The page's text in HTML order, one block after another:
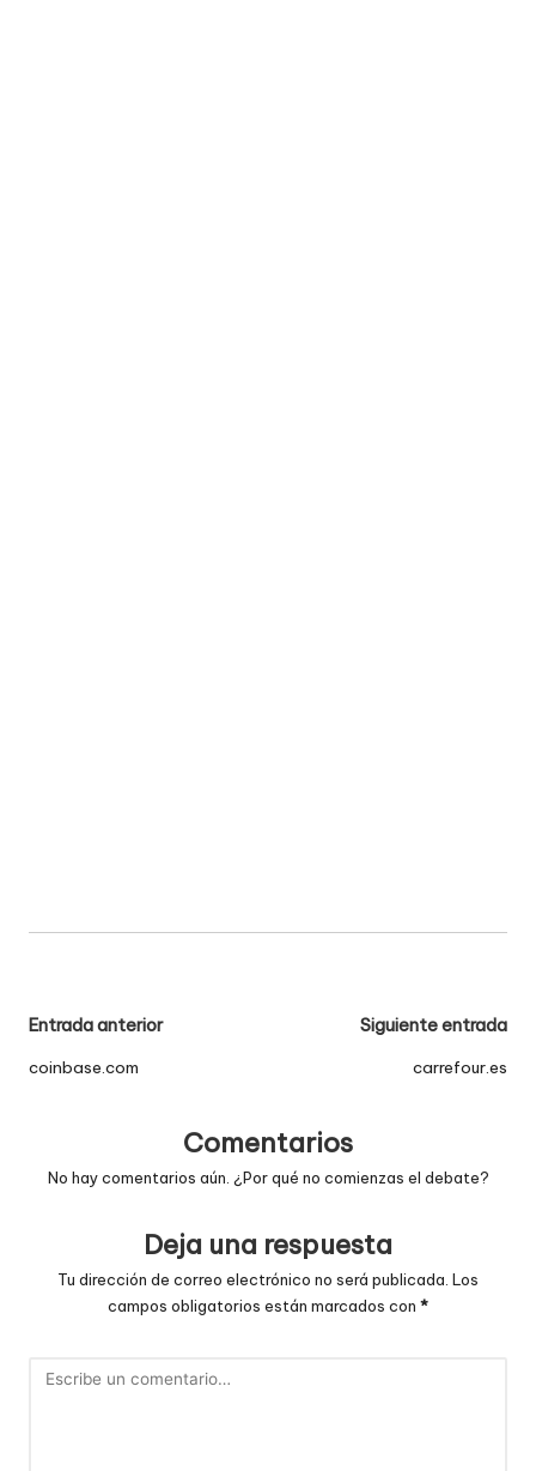
Navegación
de
Entrada anterior
coinbase.com
Siguiente entrada
carrefour.es
Comentarios
No hay comentarios aún. ¿Por qué no comienzas el debate?
Deja una respuesta
Tu dirección de correo electrónico no será publicada. Los
campos obligatorios están marcados con *